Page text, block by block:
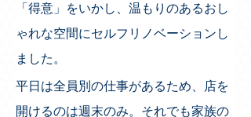
「得意」をいかし、温もりのあるおし
ゃれな空間にセルフリノベーションし
ました。
平日は全員別の仕事があるため、店を
開けるのは週末のみ。それでも家族の